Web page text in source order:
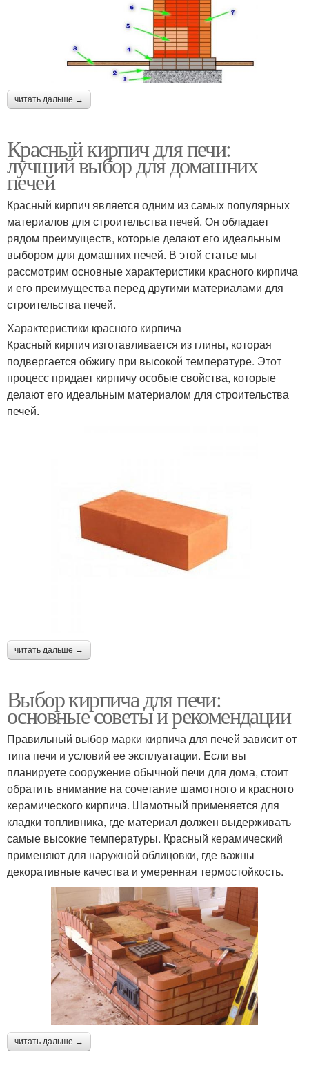
читать дальше →
Красный кирпич для печи:
лучший выбор для домашних
печей
Красный кирпич является одним из самых популярных
материалов для строительства печей. Он обладает
рядом преимуществ, которые делают его идеальным
выбором для домашних печей. В этой статье мы
рассмотрим основные характеристики красного кирпича
и его преимущества перед другими материалами для
строительства печей.
Характеристики красного кирпича
Красный кирпич изготавливается из глины, которая
подвергается обжигу при высокой температуре. Этот
процесс придает кирпичу особые свойства, которые
делают его идеальным материалом для строительства
печей.
читать дальше →
Выбор кирпича для печи:
основные советы и рекомендации
Правильный выбор марки кирпича для печей зависит от
типа печи и условий ее эксплуатации. Если вы
планируете сооружение обычной печи для дома, стоит
обратить внимание на сочетание шамотного и красного
керамического кирпича. Шамотный применяется для
кладки топливника, где материал должен выдерживать
самые высокие температуры. Красный керамический
применяют для наружной облицовки, где важны
декоративные качества и умеренная термостойкость.
читать дальше →